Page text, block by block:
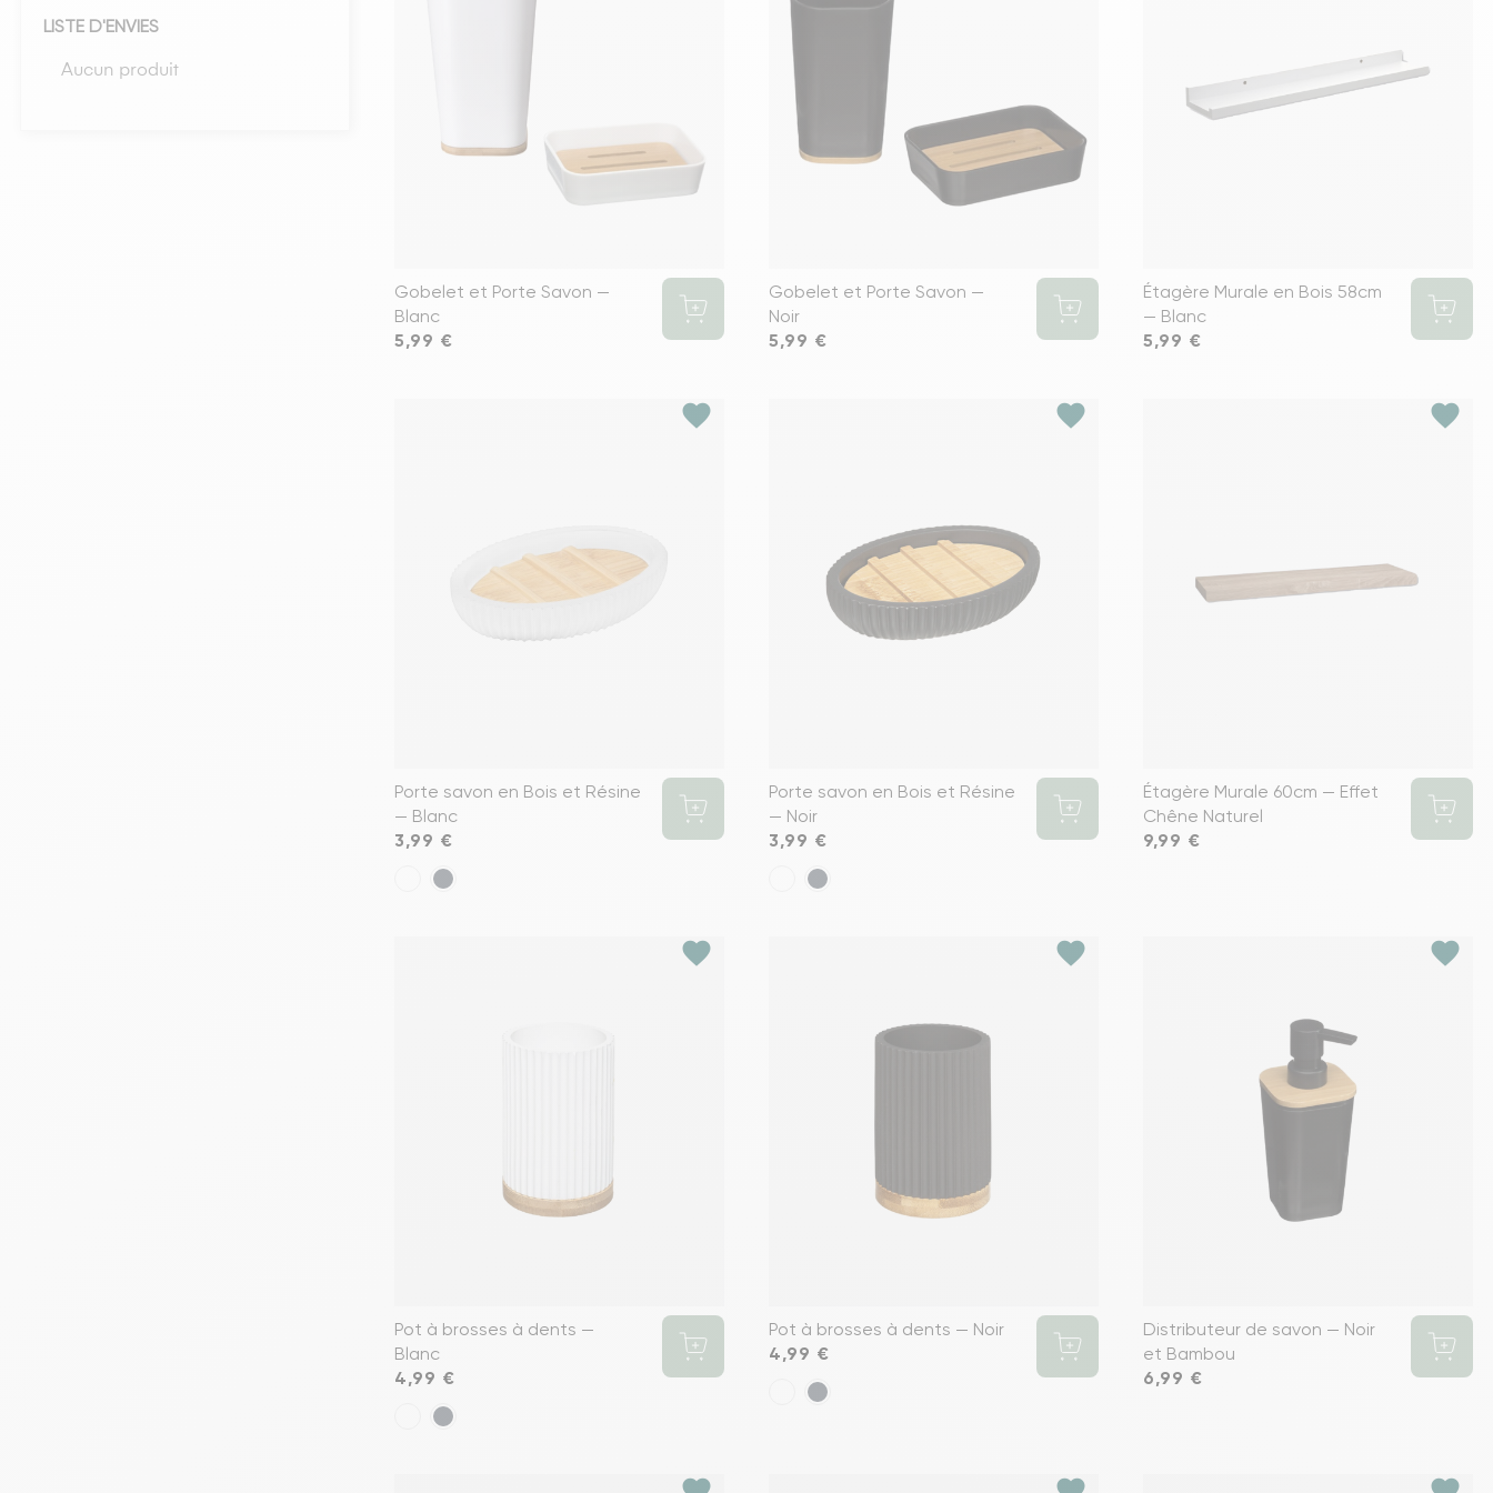
LISTE D'ENVIES
Aucun produit
Gobelet et Porte Savon —
Blanc
Prix
5,99 €
Gobelet et Porte Savon —
Noir
Prix
5,99 €
Étagère Murale en Bois 58cm
— Blanc
Prix
5,99 €
favorite
Porte savon en Bois et Résine
— Blanc
Prix
3,99 €
favorite
Porte savon en Bois et Résine
— Noir
Prix
3,99 €
favorite
Étagère Murale 60cm — Effet
Chêne Naturel
Prix
9,99 €
favorite
Pot à brosses à dents —
Blanc
Prix
4,99 €
favorite
Pot à brosses à dents — Noir
Prix
4,99 €
favorite
Distributeur de savon — Noir
et Bambou
Prix
6,99 €